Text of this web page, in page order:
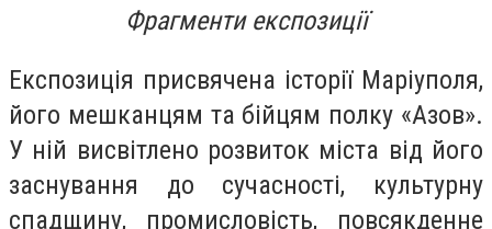
Фрагменти експозиції
Експозиція присвячена історії Маріуполя,
його мешканцям та бійцям полку «Азов».
У ній висвітлено розвиток міста від його
заснування до сучасності, культурну
спадщину, промисловість, повсякденне